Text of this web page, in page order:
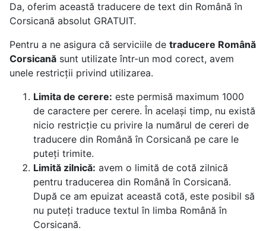
Da, oferim această traducere de text din Română în
Corsicană absolut GRATUIT.
Pentru a ne asigura că serviciile de traducere Română
Corsicanăsunt utilizate într-un mod corect, avem
unele restricții privind utilizarea.
Limita de cerere: este permisă maximum 1000
de caractere per cerere. În același timp, nu există
nicio restricție cu privire la numărul de cereri de
traducere din Română în Corsicană pe care le
puteți trimite.
Limită zilnică: avem o limită de cotă zilnică
pentru traducerea din Română în Corsicană.
După ce am epuizat această cotă, este posibil să
nu puteți traduce textul în limba Română în
Corsicană.